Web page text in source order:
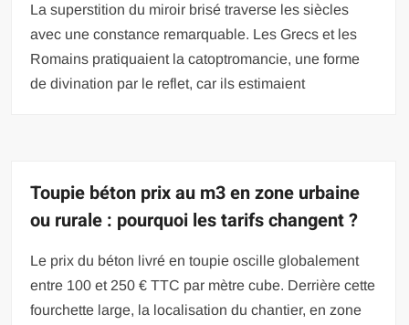
La superstition du miroir brisé traverse les siècles
avec une constance remarquable. Les Grecs et les
Romains pratiquaient la catoptromancie, une forme
de divination par le reflet, car ils estimaient
Toupie béton prix au m3 en zone urbaine
ou rurale : pourquoi les tarifs changent ?
Le prix du béton livré en toupie oscille globalement
entre 100 et 250 € TTC par mètre cube. Derrière cette
fourchette large, la localisation du chantier, en zone